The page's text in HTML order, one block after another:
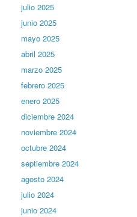
julio 2025
junio 2025
mayo 2025
abril 2025
marzo 2025
febrero 2025
enero 2025
diciembre 2024
noviembre 2024
octubre 2024
septiembre 2024
agosto 2024
julio 2024
junio 2024